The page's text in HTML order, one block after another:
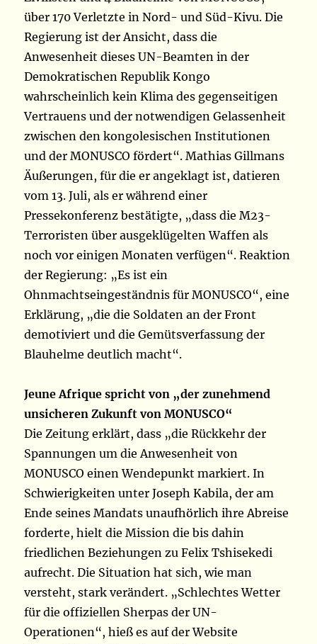
über 170 Verletzte in Nord- und Süd-Kivu. Die
Regierung ist der Ansicht, dass die
Anwesenheit dieses UN-Beamten in der
Demokratischen Republik Kongo
wahrscheinlich kein Klima des gegenseitigen
Vertrauens und der notwendigen Gelassenheit
zwischen den kongolesischen Institutionen
und der MONUSCO fördert“. Mathias Gillmans
Äußerungen, für die er angeklagt ist, datieren
vom 13. Juli, als er während einer
Pressekonferenz bestätigte, „dass die M23-
Terroristen über ausgeklügelten Waffen als
noch vor einigen Monaten verfügen“. Reaktion
der Regierung: „Es ist ein
Ohnmachtseingeständnis für MONUSCO“, eine
Erklärung, „die die Soldaten an der Front
demotiviert und die Gemütsverfassung der
Blauhelme deutlich macht“.
Jeune Afrique spricht von „der zunehmend
unsicheren Zukunft von MONUSCO“
Die Zeitung erklärt, dass „die Rückkehr der
Spannungen um die Anwesenheit von
MONUSCO einen Wendepunkt markiert. In
Schwierigkeiten unter Joseph Kabila, der am
Ende seines Mandats unaufhörlich ihre Abreise
forderte, hielt die Mission die bis dahin
friedlichen Beziehungen zu Felix Tshisekedi
aufrecht. Die Situation hat sich, wie man
versteht, stark verändert. „Schlechtes Wetter
für die offiziellen Sherpas der UN-
Operationen“, hieß es auf der Website